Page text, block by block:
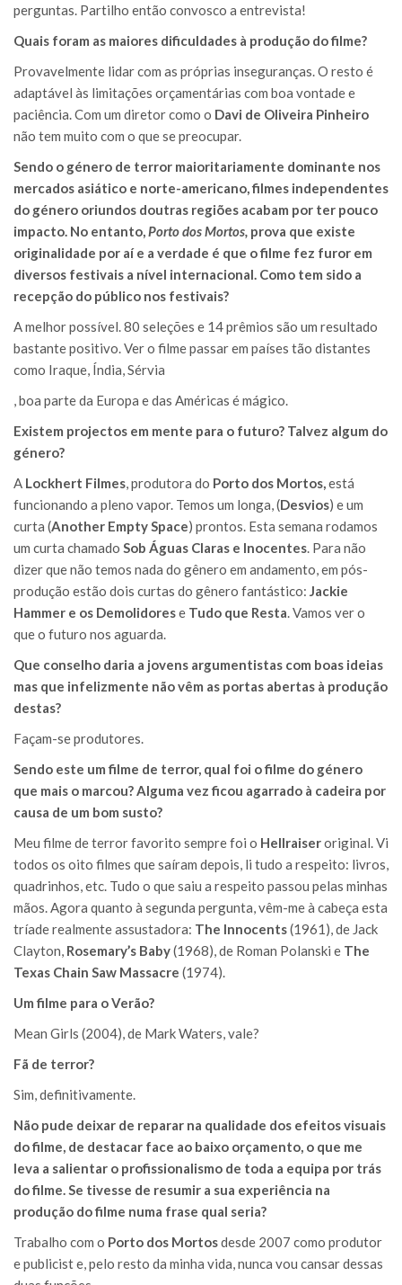
perguntas. Partilho então convosco a entrevista!
Quais foram as maiores dificuldades à produção do filme?
Provavelmente lidar com as próprias inseguranças. O resto é
adaptável às limitações orçamentárias com boa vontade e
paciência. Com um diretor como o Davi de Oliveira Pinheiro
não tem muito com o que se preocupar.
Sendo o género de terror maioritariamente dominante nos
mercados asiático e norte-americano, filmes independentes
do género oriundos doutras regiões acabam por ter pouco
impacto. No entanto,Porto dos Mortos, prova que existe
originalidade por aí e a verdade é que o filme fez furor em
diversos festivais a nível internacional. Como tem sido a
recepção do público nos festivais?
A melhor possível. 80 seleções e 14 prêmios são um resultado
bastante positivo. Ver o filme passar em países tão distantes
como Iraque, Índia, Sérvia
, boa parte da Europa e das Américas é mágico.
Existem projectos em mente para o futuro? Talvez algum do
género?
A Lockhert Filmes, produtora do Porto dos Mortos,está
funcionando a pleno vapor. Temos um longa, (Desvios) e um
curta (Another Empty Space) prontos. Esta semana rodamos
um curta chamado Sob Águas Claras e Inocentes. Para não
dizer que não temos nada do gênero em andamento, em pós-
produção estão dois curtas do gênero fantástico: Jackie
Hammer e os Demolidorese Tudo que Resta. Vamos ver o
que o futuro nos aguarda.
Que conselho daria a jovens argumentistas com boas ideias
mas que infelizmente não vêm as portas abertas à produção
destas?
Façam-se produtores.
Sendo este um filme de terror, qual foi o filme do género
que mais o marcou? Alguma vez ficou agarrado à cadeira por
causa de um bom susto?
Meu filme de terror favorito sempre foi o Hellraiseroriginal. Vi
todos os oito filmes que saíram depois, li tudo a respeito: livros,
quadrinhos, etc. Tudo o que saiu a respeito passou pelas minhas
mãos. Agora quanto à segunda pergunta, vêm-me à cabeça esta
tríade realmente assustadora: The Innocents(1961), de Jack
Clayton, Rosemary’s Baby(1968), de Roman Polanski e The
Texas Chain Saw Massacre (1974).
Um filme para o Verão?
Mean Girls (2004), de Mark Waters, vale?
Fã de terror?
Sim, definitivamente.
Não pude deixar de reparar na qualidade dos efeitos visuais
do filme, de destacar face ao baixo orçamento, o que me
leva a salientar o profissionalismo de toda a equipa por trás
do filme. Se tivesse de resumir a sua experiência na
produção do filme numa frase qual seria?
Trabalho com o Porto dos Mortosdesde 2007 como produtor
e publicist e, pelo resto da minha vida, nunca vou cansar dessas